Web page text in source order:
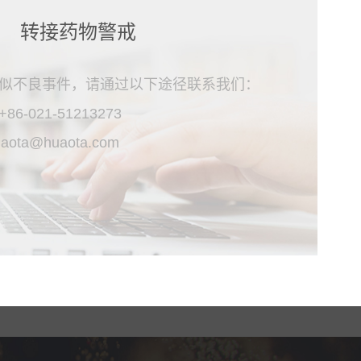
转接药物警戒
不良事件，请通过以下途径联系我们：
021-51213273